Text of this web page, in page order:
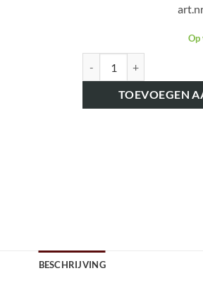
Op
TOEVOEGEN
BESCHRIJVING